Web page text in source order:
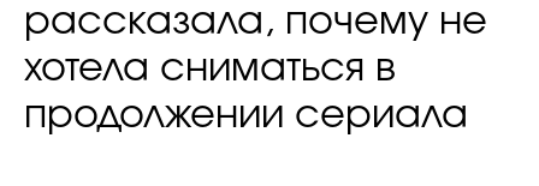
рассказала, почему не
хотела сниматься в
продолжении сериала